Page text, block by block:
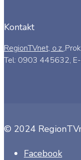
Kontakt
RegionTVnet, o.z.
Tel: 0903 445632, E-
© 2024
Facebook